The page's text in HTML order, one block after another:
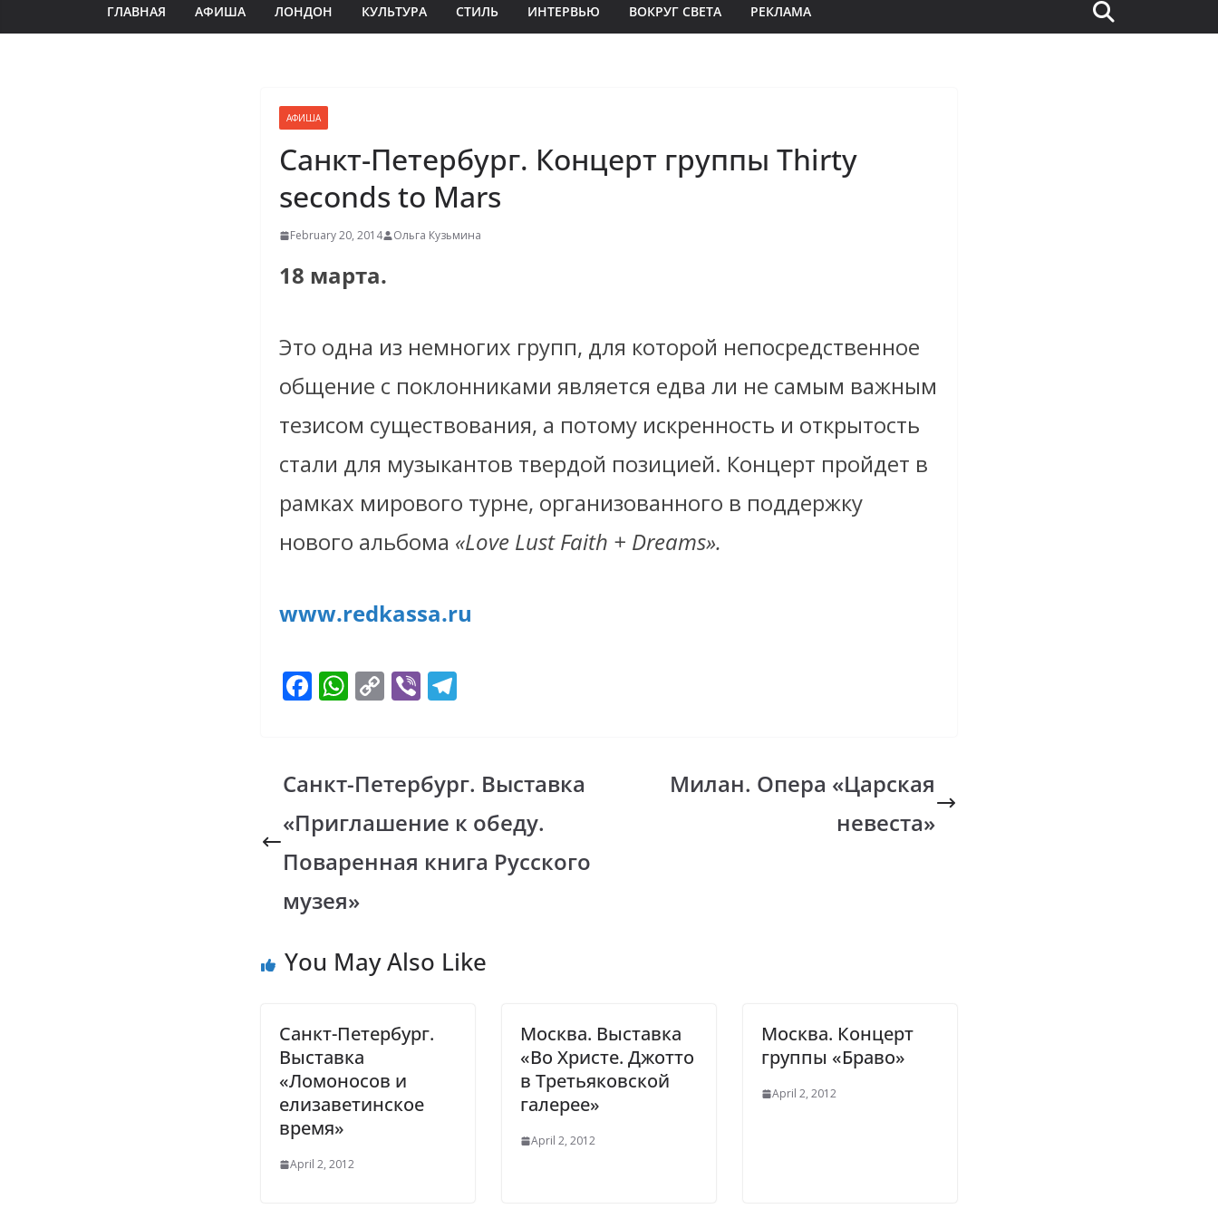
ГЛАВНАЯ АФИША ЛОНДОН КУЛЬТУРА СТИЛЬ ИНТЕРВЬЮ ВОКРУГ СВЕТА РЕКЛАМА
АФИША
Санкт-Петербург. Концерт группы Thirty
seconds to Mars
February 20, 2014 Ольга Кузьмина
18 марта.
Это одна из немногих групп, для которой непосредственное
общение с поклонниками является едва ли не самым важным
тезисом существования, а потому искренность и открытость
стали для музыкантов твердой позицией. Концерт пройдет в
рамках мирового турне, организованного в поддержку
нового альбома «Love Lust Faith + Dreams».
www.redkassa.ru
F
b
o
o
k
W
s
A
p
p
C
y
Li
n
k
Vi
gr
a
m
Санкт-Петербург. Выставка
«Приглашение к обеду.
Поваренная книга Русского
музея»
Милан. Опера «Царская
невеста»
You May Also Like
Санкт-Петербург.
Выставка
«Ломоносов и
елизаветинское
время»
April 2, 2012
Москва. Выставка
«Во Христе. Джотто
в Третьяковской
галерее»
April 2, 2012
Москва. Концерт
группы «Браво»
April 2, 2012